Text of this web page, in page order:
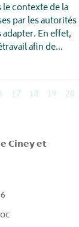
contexte de la
par les autorités
En effet,
afin de...
17 18 19 20
𝗖𝗶𝗻𝗲𝘆 𝗲𝘁